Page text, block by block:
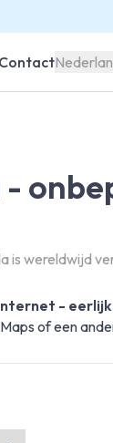
-
is wereldwijd
-
of een